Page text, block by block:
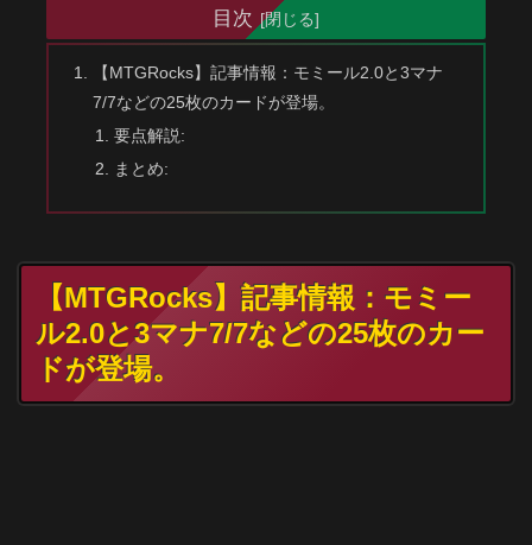
目次
【MTGRocks】記事情報：モミール2.0と3マナ
7/7などの25枚のカードが登場。
要点解説:
まとめ:
【MTGRocks】記事情報：モミー
ル2.0と3マナ7/7などの25枚のカー
ドが登場。